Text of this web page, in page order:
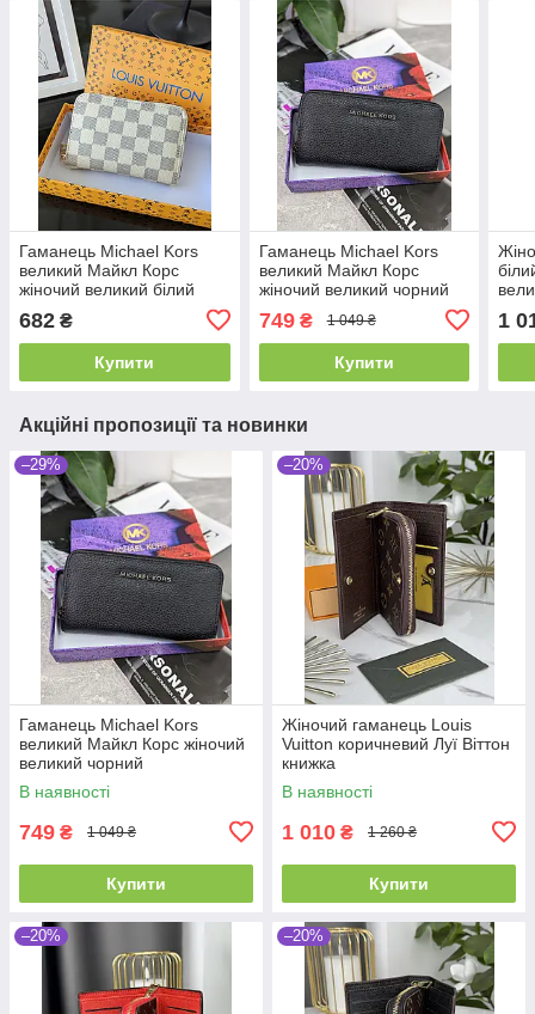
Гаманець Michael Kors
великий Майкл Корс
жіночий великий білий
682 ₴
Купити
Гаманець Michael Kors
великий Майкл Корс
жіночий великий чорний
749₴ 1 049 ₴
Купити
1
Акційні пропозиції та новинки
–29%
Гаманець Michael Kors
великий Майкл Корс жіночий
великий чорний
В наявності
749 ₴ 1 049 ₴
Купити
–20%
Жіночий гаманець Louis
Vuitton коричневий Луї Віттон
книжка
В наявності
1 010 ₴ 1 260 ₴
Купити
–20% –20%